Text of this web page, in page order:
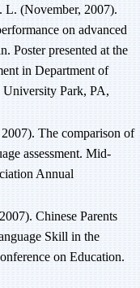
L. (November, 2007).
on advanced
Poster presented at the
in Department of
University Park, PA,
The comparison of
assessment. Mid-
Annual
Chinese Parents
Skill in the
on Education.